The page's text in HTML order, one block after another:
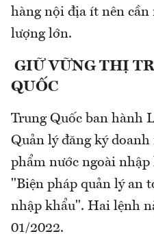
hàng nội địa ít nên cần
lượng lớn.
GIỮ VỮNG THỊ
QUỐC
Trung Quốc ban hành
Quản lý đăng ký
phẩm nước ngoài
"Biện pháp quản lý an
nhập khẩu". Hai lệnh
01/2022.